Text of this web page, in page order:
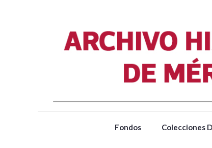
Fondos Colecciones